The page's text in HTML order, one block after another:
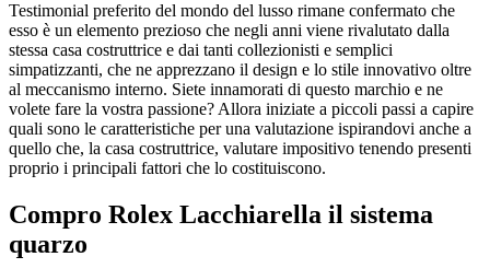
Testimonial preferito del mondo del lusso rimane confermato che
esso è un elemento prezioso che negli anni viene rivalutato dalla
stessa casa costruttrice e dai tanti collezionisti e semplici
simpatizzanti, che ne apprezzano il design e lo stile innovativo oltre
al meccanismo interno. Siete innamorati di questo marchio e ne
volete fare la vostra passione? Allora iniziate a piccoli passi a capire
quali sono le caratteristiche per una valutazione ispirandovi anche a
quello che, la casa costruttrice, valutare impositivo tenendo presenti
proprio i principali fattori che lo costituiscono.
Compro Rolex Lacchiarella il sistema
quarzo